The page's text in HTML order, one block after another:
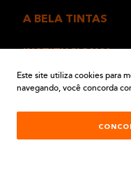
A BELA TINTAS
AJUDA E SUPORTE
ATENDIMENTO
Este site utiliza cookies para
navegando, você concorda